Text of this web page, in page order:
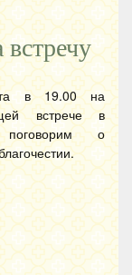
в 19.00 на
встрече в
поговорим о